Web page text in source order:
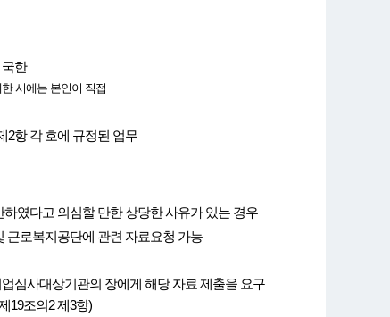
한
시에는 본인이 직접
2항 각 호에 규정된 업무
였다고 의심할 만한 상당한 사유가 있는 경우
근로복지공단에 관련 자료요청 가능
심사대상기관의 장에게 해당 자료 제출을 요구
19조의2 제3항)